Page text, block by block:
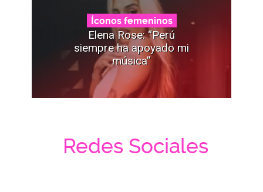
Íconos femeninos
Elena Rose: “Perú
siempre ha apoyado mi
música”
Redes Sociales